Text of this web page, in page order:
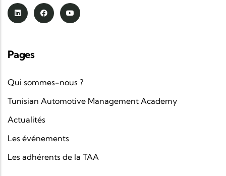
Pages
Qui sommes-nous ?
Tunisian Automotive Management Academy
Actualités
Les événements
Les adhérents de la TAA